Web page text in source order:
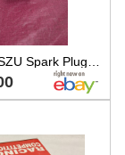
New W31ESZU Spark Plugs Package Of Four Denso Honda Yamaha Suzuki Kawasaki